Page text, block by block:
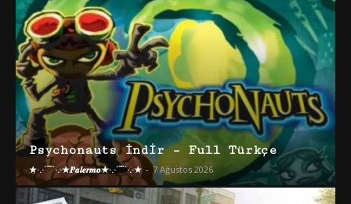
Psychonauts İndir – Full Türkçe
★·.·´¯`·.·★𝑷𝒂𝒍𝒆𝒓𝒎𝒐★·.·´¯`·.·★ - 7 Ağustos 2026